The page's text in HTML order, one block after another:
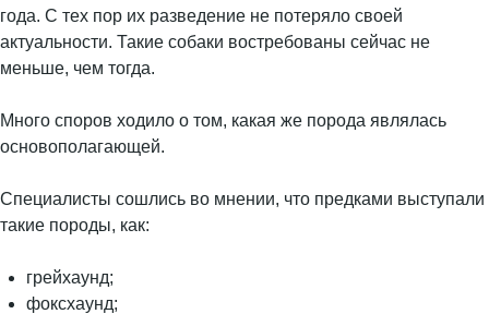
года. С тех пор их разведение не потеряло своей
актуальности. Такие собаки востребованы сейчас не
меньше, чем тогда.
Много споров ходило о том, какая же порода являлась
основополагающей.
Специалисты сошлись во мнении, что предками выступали
такие породы, как:
грейхаунд;
фоксхаунд;